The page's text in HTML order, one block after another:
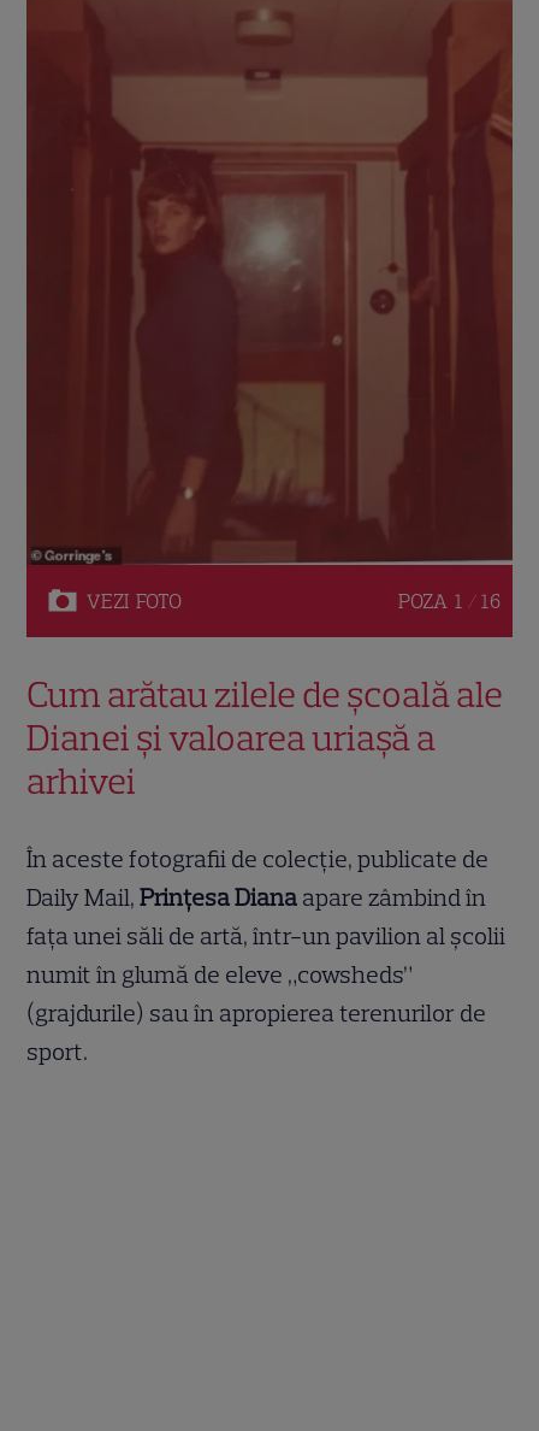
VEZI FOTO POZA 1 / 16
Cum arătau zilele de școală ale
Dianei și valoarea uriașă a
arhivei
În aceste fotografii de colecție, publicate de
Daily Mail,Prințesa Diana apare zâmbind în
fața unei săli de artă, într-un pavilion al școlii
numit în glumă de eleve „cowsheds”
(grajdurile) sau în apropierea terenurilor de
sport.